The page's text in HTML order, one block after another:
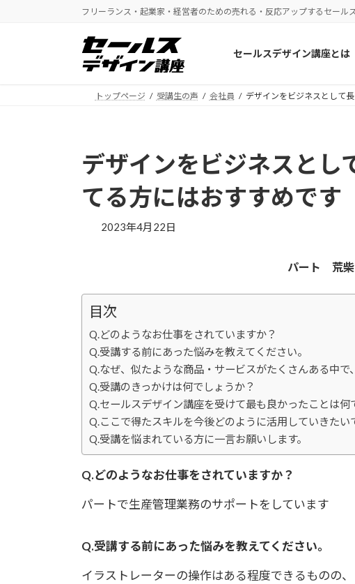
フリーランス・起業家・経営者のための売れる・反応アップするセール
セールスデザイン講座とは
トップページ 受講生の声 会社員 デザインをビジネスとして
デザインをビジネスとし
てる方にはおすすめです
2023年4月22日
パート 荒
目次
Q.どのようなお仕事をされていますか？
Q.受講する前にあった悩みを教えてください。
Q.なぜ、似たような商品・サービスがたくさんある中
Q.受講のきっかけは何でしょうか？
Q.セールスデザイン講座を受けて最も良かったことは何
Q.ここで得たスキルを今後どのように活用していきたい
Q.受講を悩まれている方に一言お願いします。
Q.どのようなお仕事をされていますか？
パートで生産管理業務のサポートをしています
Q.受講する前にあった悩みを教えてください。
イラストレーターの操作はある程度できるものの